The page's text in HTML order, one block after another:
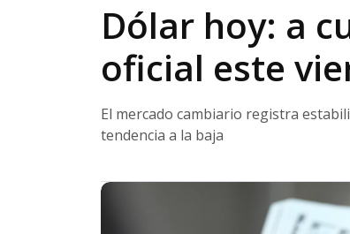
Dólar hoy: a
oficial este
El mercado cambiario registra
tendencia a la baja